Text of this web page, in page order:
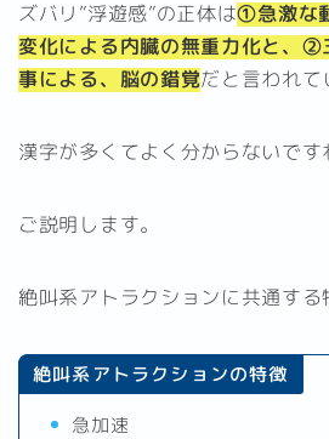
ズバリ”浮遊感”の正体は①急激な
変化による内臓の無重力化と、②
事による、脳の錯覚だと言われて
漢字が多くてよく分からないです
ご説明します。
絶叫系アトラクションに共通する
絶叫系アトラクションの特徴
急加速